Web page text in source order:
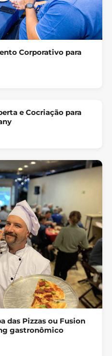
Corporativo para
e Cocriação para
das Pizzas ou Fusion
gastronômico